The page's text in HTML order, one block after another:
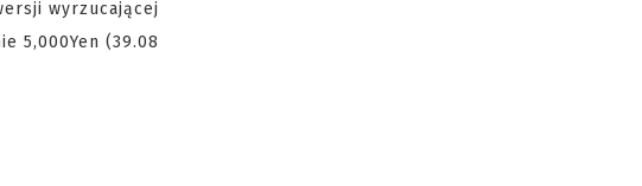
wyrzucającej
5,000Yen (39.08